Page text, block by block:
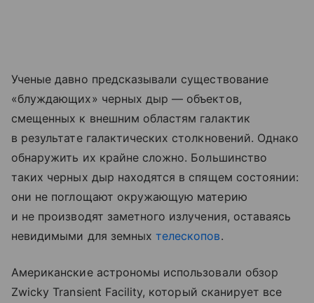
Ученые давно предсказывали существование
«блуждающих» черных дыр — объектов,
смещенных к внешним областям галактик
в результате галактических столкновений. Однако
обнаружить их крайне сложно. Большинство
таких черных дыр находятся в спящем состоянии:
они не поглощают окружающую материю
и не производят заметного излучения, оставаясь
невидимыми для земныхтелескопов.
Американские астрономы использовали обзор
Zwicky Transient Facility, который сканирует все